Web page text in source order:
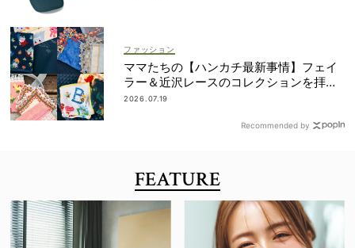
ファッション
ママたちの【ハンカチ最新事情】フェイ
ラー＆近沢レースのコレクションを拝
見！
2026.07.19
Recommended by
FEATURE